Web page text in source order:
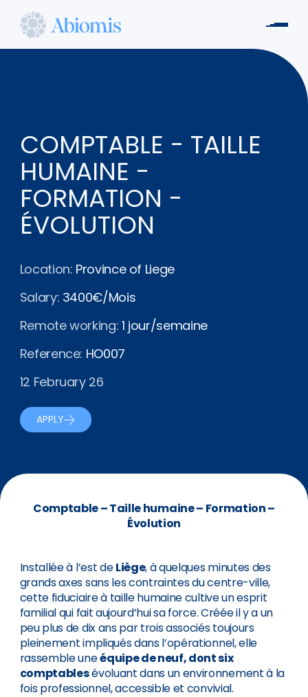
Abiomis
COMPTABLE - TAILLE
HUMAINE -
FORMATION -
ÉVOLUTION
Location: Province of Liege
Salary: 3400€/Mois
Remote working: 1 jour/semaine
Reference: HO007
12 February 26
APPLY
Comptable – Taille humaine – Formation –
Évolution
Installée à l’est deLiège, à quelques minutes des
grands axes sans les contraintes du centre-ville,
cette fiduciaire à taille humaine cultive un esprit
familial qui fait aujourd’hui sa force. Créée il y a un
peu plus de dix ans par trois associés toujours
pleinement impliqués dans l’opérationnel, elle
rassemble uneéquipe de neuf, dont six
comptablesévoluant dans un environnement à la
fois professionnel, accessible et convivial.